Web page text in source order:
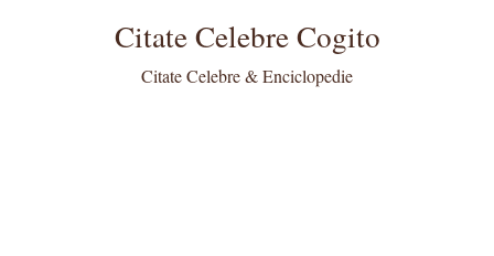
Citate Celebre Cogito
Citate Celebre & Enciclopedie